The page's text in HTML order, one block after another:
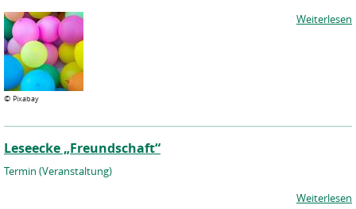
© Pixabay
Weiterlesen
Leseecke „Freundschaft“
Termin (Veranstaltung)
Weiterlesen